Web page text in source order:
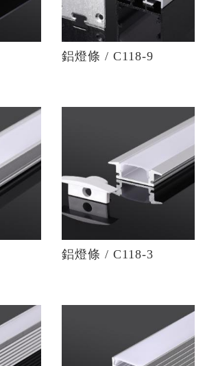
鋁燈條 / C118-9
鋁燈條 / C118-3